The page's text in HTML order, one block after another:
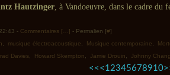
Hautzinger, à Vandoeuvre, dans le cadre du
- Commentaires [ ] - Permalien [#]
musique électroacoustique Musique contemporaine
Davies Howard Skempton Jamie Drouin Johnny Chang
<< < 123456 78910
20 >